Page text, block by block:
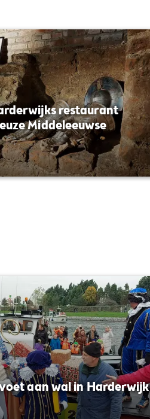
restaurant
Middeleeuwse
aan wal in Harderwijk